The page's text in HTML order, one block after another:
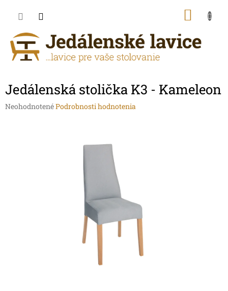
Jedálenská stolička K3 - Kameleon
Priemerné
NeohodnotenéPodrobnosti hodnotenia